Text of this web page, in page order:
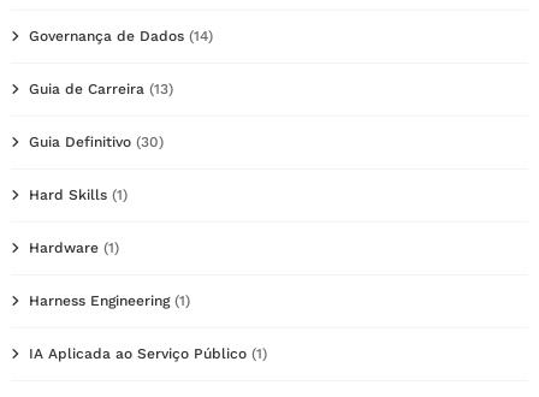
Governança de Dados (14)
Guia de Carreira (13)
Guia Definitivo (30)
Hard Skills (1)
Hardware (1)
Harness Engineering(1)
IA Aplicada ao Serviço Público (1)